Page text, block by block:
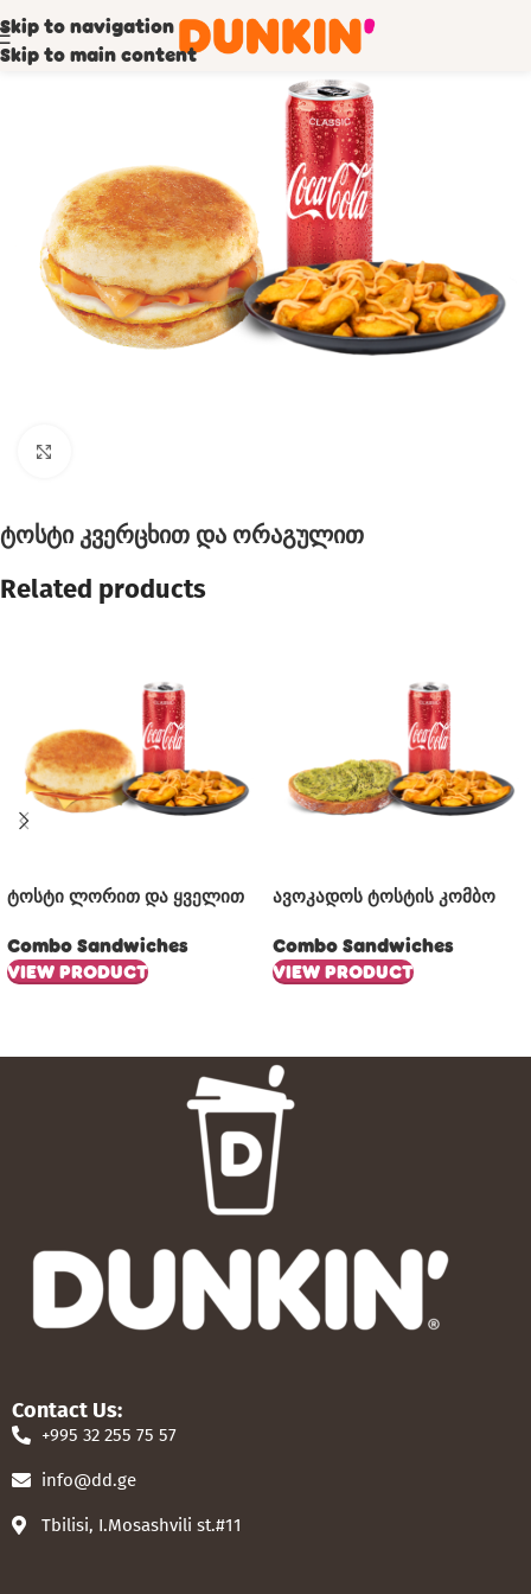
Skip to navigation
Skip to main content
ტოსტი კვერცხით და ორაგულით
Related products
ტოსტი ლორით და ყველით
Combo Sandwiches
VIEW PRODUCT
ავოკადოს ტოსტის კომბო
Combo Sandwiches
VIEW PRODUCT
Contact Us:
+995 32 255 75 57
info@dd.ge
Tbilisi, I.Mosashvili st.#11